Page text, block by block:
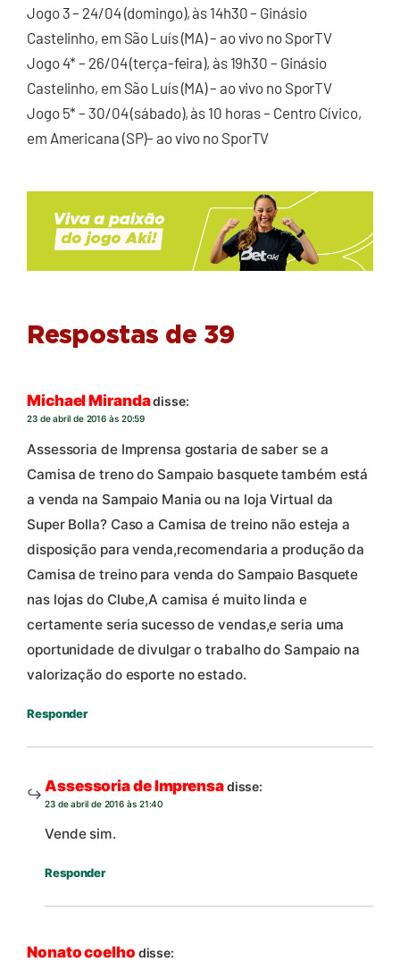
Jogo 3 – 24/04 (domingo), às 14h30 – Ginásio
Castelinho, em São Luís (MA) – ao vivo no SporTV
Jogo 4* – 26/04 (terça-feira), às 19h30 – Ginásio
Castelinho, em São Luís (MA) – ao vivo no SporTV
Jogo 5* – 30/04 (sábado), às 10 horas – Centro Cívico,
em Americana (SP)– ao vivo no SporTV
Respostas de 39
Michael Mirandadisse:
23 de abril de 2016 às 20:59
Assessoria de Imprensa gostaria de saber se a
Camisa de treno do Sampaio basquete também está
a venda na Sampaio Mania ou na loja Virtual da
Super Bolla? Caso a Camisa de treino não esteja a
disposição para venda,recomendaria a produção da
Camisa de treino para venda do Sampaio Basquete
nas lojas do Clube,A camisa é muito linda e
certamente seria sucesso de vendas,e seria uma
oportunidade de divulgar o trabalho do Sampaio na
valorização do esporte no estado.
Responder
Assessoria de Imprensadisse:
23 de abril de 2016 às 21:40
Vende sim.
Responder
Nonato coelho disse: